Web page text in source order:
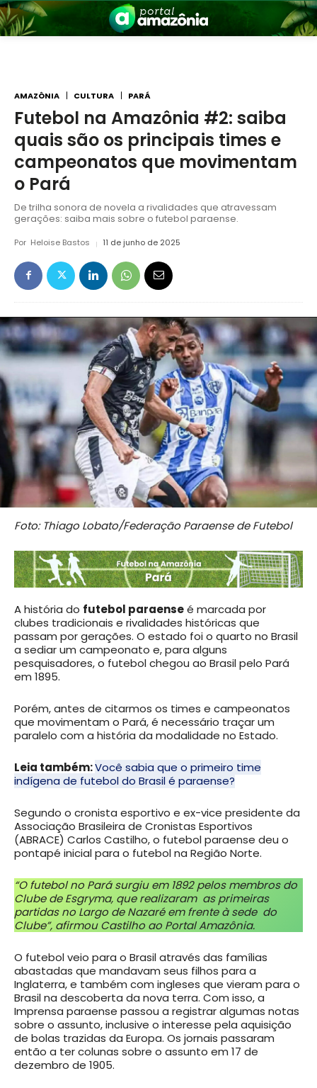
Amazônia
AMAZÔNIA CULTURA PARÁ
Futebol na Amazônia #2: saiba
quais são os principais times e
campeonatos que movimentam
o Pará
De trilha sonora de novela a rivalidades que atravessam
gerações: saiba mais sobre o futebol paraense.
Por Heloise Bastos 11 de junho de 2025
Foto: Thiago Lobato/Federação Paraense de Futebol
A história do futebol paraenseé marcada por
clubes tradicionais e rivalidades históricas que
passam por gerações. O estado foi o quarto no Brasil
a sediar um campeonato e, para alguns
pesquisadores, o futebol chegou ao Brasil pelo Pará
em 1895.
Porém, antes de citarmos os times e campeonatos
que movimentam o Pará, é necessário traçar um
paralelo com a história da modalidade no Estado.
Leia também:Você sabia que o primeiro time
indígena de futebol do Brasil é paraense?
Segundo o cronista esportivo e ex-vice presidente da
Associação Brasileira de Cronistas Esportivos
(ABRACE) Carlos Castilho, o futebol paraense deu o
pontapé inicial para o futebol na Região Norte.
“O futebol no Pará surgiu em 1892 pelos membros do
Clube de Esgryma, que realizaram as primeiras
partidas no Largo de Nazaré em frente à sede do
Clube”, afirmou Castilho ao Portal Amazônia.
O futebol veio para o Brasil através das famílias
abastadas que mandavam seus filhos para a
Inglaterra, e também com ingleses que vieram para o
Brasil na descoberta da nova terra. Com isso, a
Imprensa paraense passou a registrar algumas notas
sobre o assunto, inclusive o interesse pela aquisição
de bolas trazidas da Europa. Os jornais passaram
então a ter colunas sobre o assunto em 17 de
dezembro de 1905.